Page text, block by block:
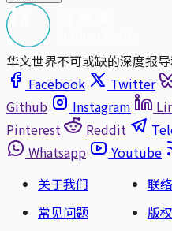
华文世界不可或缺的深度报
Facebook
Twitter
Github
Instagram
Pinterest
Reddit
Whatsapp
Youtube
关于我们
联
常见问题
版